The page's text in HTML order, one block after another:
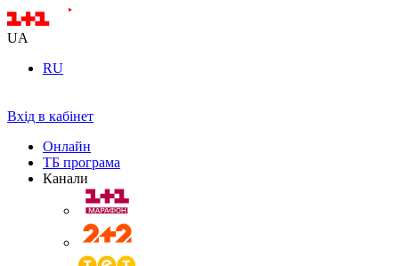
UA
RU
Вхід в кабінет
Онлайн
ТБ програма
Канали